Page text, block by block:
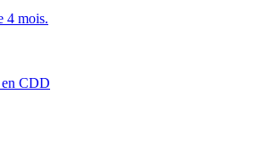
4 mois.
en CDD